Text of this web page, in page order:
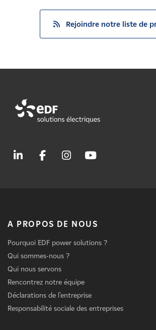
Rejoindre notre liste de
A PROPOS DE NOUS
Pourquoi EDF power solutions ?
Qui sommes-nous ?
Qui nous servons
Rencontrez notre équipe
Déclarations de l'entreprise
Responsabilité sociale des entreprises